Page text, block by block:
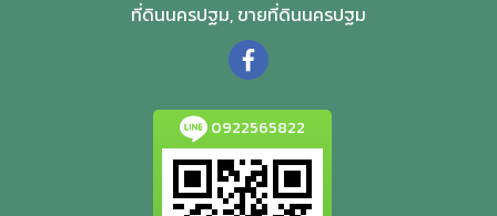
ที่ดินนครปฐม, ขายที่ดินนครปฐม
0922565822